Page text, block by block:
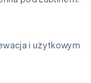
i użytkowym